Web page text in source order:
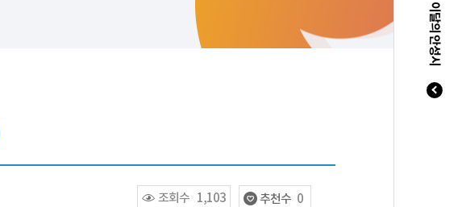
조회수 1,103 추천수 0
이달의 안성시